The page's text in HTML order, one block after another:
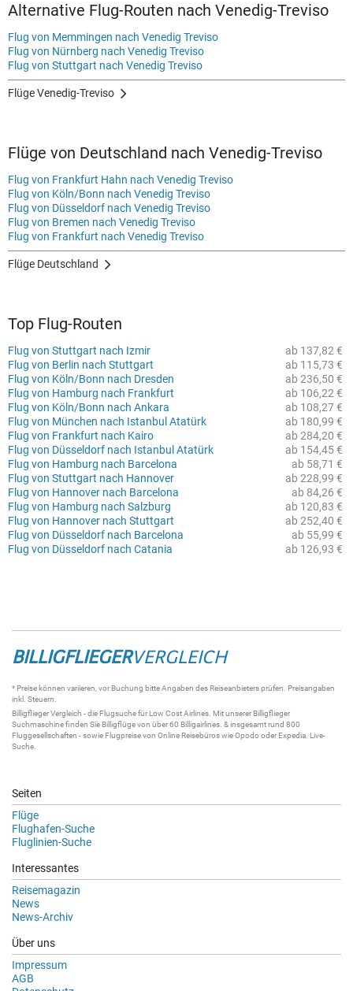
Alternative Flug-Routen nach Venedig-Treviso
Flug von Memmingen nach Venedig Treviso
Flug von Nürnberg nach Venedig Treviso
Flug von Stuttgart nach Venedig Treviso
Flüge Venedig-Treviso
Flüge von Deutschland nach Venedig-Treviso
Flug von Frankfurt Hahn nach Venedig Treviso
Flug von Köln/Bonn nach Venedig Treviso
Flug von Düsseldorf nach Venedig Treviso
Flug von Bremen nach Venedig Treviso
Flug von Frankfurt nach Venedig Treviso
Flüge Deutschland
Top Flug-Routen
ab 137,82 €
Flug von Stuttgart nach Izmir
ab 115,73 €
Flug von Berlin nach Stuttgart
ab 236,50 €
Flug von Köln/Bonn nach Dresden
ab 106,22 €
Flug von Hamburg nach Frankfurt
ab 108,27 €
Flug von Köln/Bonn nach Ankara
ab 180,99 €
Flug von München nach Istanbul Atatürk
ab 284,20 €
Flug von Frankfurt nach Kairo
ab 154,45 €
Flug von Düsseldorf nach Istanbul Atatürk
ab 58,71 €
Flug von Hamburg nach Barcelona
ab 228,99 €
Flug von Stuttgart nach Hannover
ab 84,26 €
Flug von Hannover nach Barcelona
ab 120,83 €
Flug von Hamburg nach Salzburg
ab 252,40 €
Flug von Hannover nach Stuttgart
ab 55,99 €
Flug von Düsseldorf nach Barcelona
ab 126,93 €
Flug von Düsseldorf nach Catania
BILLIGFLIEGERVERGLEICH
* Preise können variieren, vor Buchung bitte Angaben des Reiseanbieters prüfen. Preisangaben
inkl. Steuern.
BilligfliegerVergleich - die Flugsuchefür Low Cost Airlines. Mit unsererBilligflieger
Suchmaschinefinden Sie Billigflügevon über 60 Billigairlines . & insgesamt rund 800
Fluggesellschaften - sowie Flugpreise von Online Reisebüros wie Opodo oder Expedia. Live-
Suche
Seiten
Flüge
Flughafen-Suche
Fluglinien-Suche
Interessantes
Reisemagazin
News
News-Archiv
Über uns
Impressum
AGB